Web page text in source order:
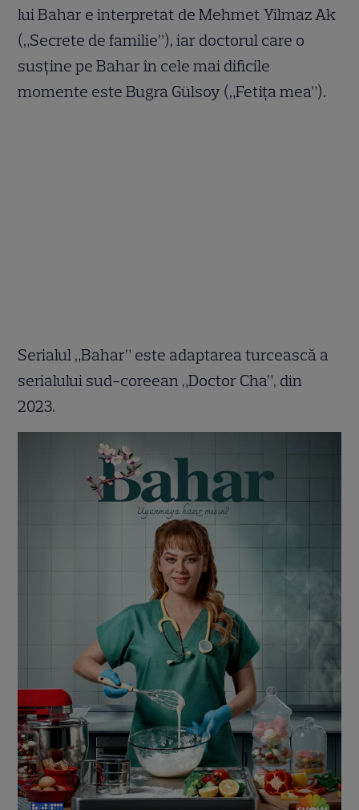
lui Bahar e interpretat de Mehmet Yilmaz Ak
(„Secrete de familie”), iar doctorul care o
susține pe Bahar în cele mai dificile
momente este Bugra Gülsoy („Fetița mea”).
Serialul „Bahar” este adaptarea turcească a
serialului sud-coreean „Doctor Cha”, din
2023.